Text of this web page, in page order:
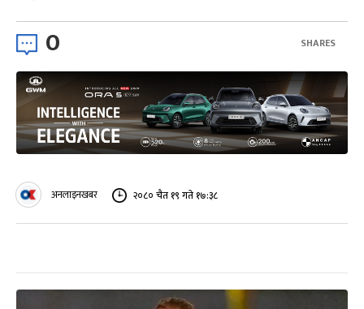
0 SHARES
अनलाइनखबर २०८० चैत १९ गते १७:३८